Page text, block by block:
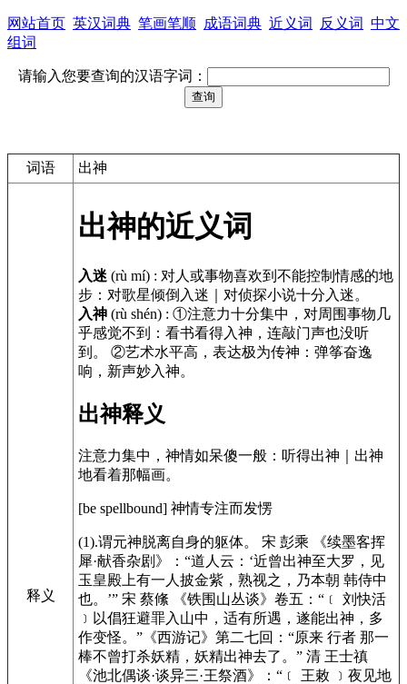
网站首页 英汉词典 笔画笔顺 成语词典 近义词 反义词 中文
组词
请输入您要查询的汉语字词：
词语 出神
释义
出神的近义词
入迷 (rù mí) : 对人或事物喜欢到不能控制情感的地
步：对歌星倾倒入迷｜对侦探小说十分入迷。
入神 (rù shén) : ①注意力十分集中，对周围事物几
乎感觉不到：看书看得入神，连敲门声也没听
到。 ②艺术水平高，表达极为传神：弹筝奋逸
响，新声妙入神。
出神释义
注意力集中，神情如呆傻一般：听得出神｜出神
地看着那幅画。
[be spellbound] 神情专注而发愣
(1).谓元神脱离自身的躯体。 宋 彭乘
《续墨客挥
犀·献香杂剧》
：“道人云：‘近曾出神至大罗，见
玉皇殿上有一人披金紫，熟视之，乃本朝 韩侍中
也。’” 宋 蔡絛
《铁围山丛谈》 卷五：“﹝ 刘快活
﹞以倡狂避罪入山中，适有所遇，遂能出神，多
作变怪。” 《西游记》 第二七回：“原来 行者 那一
棒不曾打杀妖精，妖精出神去了。” 清 王士禛
《池北偶谈·谈异三·王祭酒》
：“﹝ 王敕 ﹞夜见地